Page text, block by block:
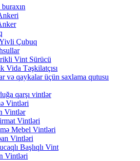
Çubuq
Vint Sürücü
Vida Təşkilatçısı
və qaykalar üçün saxlama qutusu
qarşı vintlər
Vintləri
Vintlər
Vintləri
Mebel Vintləri
Vintləri
Başlıqlı Vint
Vintləri